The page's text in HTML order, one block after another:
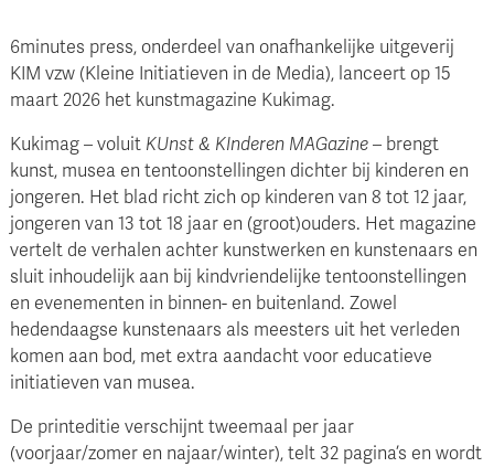
6minutes press, onderdeel van onafhankelijke uitgeverij
KIM vzw (Kleine Initiatieven in de Media), lanceert op 15
maart 2026 het kunstmagazine Kukimag.
Kukimag – voluit KUnst & KInderen MAGazine – brengt
kunst, musea en tentoonstellingen dichter bij kinderen en
jongeren. Het blad richt zich op kinderen van 8 tot 12 jaar,
jongeren van 13 tot 18 jaar en (groot)ouders. Het magazine
vertelt de verhalen achter kunstwerken en kunstenaars en
sluit inhoudelijk aan bij kindvriendelijke tentoonstellingen
en evenementen in binnen- en buitenland. Zowel
hedendaagse kunstenaars als meesters uit het verleden
komen aan bod, met extra aandacht voor educatieve
initiatieven van musea.
De printeditie verschijnt tweemaal per jaar
(voorjaar/zomer en najaar/winter), telt 32 pagina’s en wordt